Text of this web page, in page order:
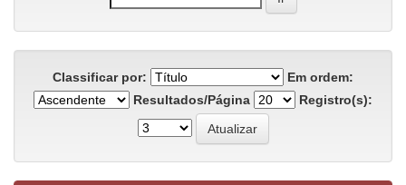
Classificar por:
Em ordem:
Resultados/Página
Registro(s):